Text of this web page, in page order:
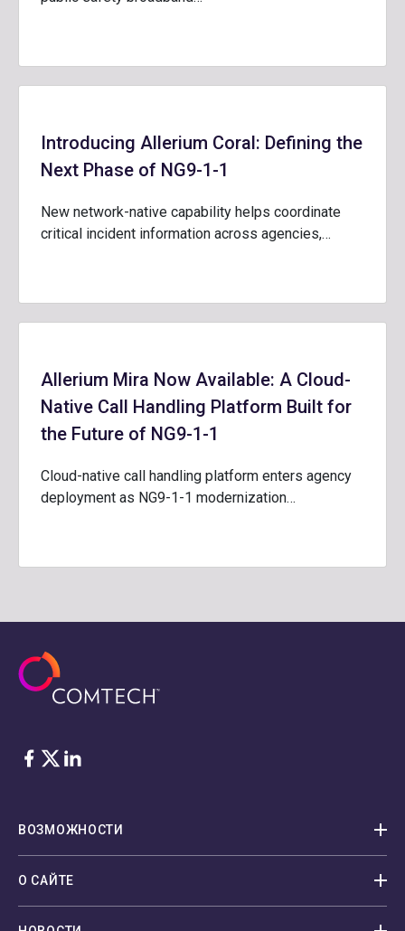
Introducing Allerium Coral: Defining the
Next Phase of NG9-1-1
New network-native capability helps coordinate
critical incident information across agencies,…
Allerium Mira Now Available: A Cloud-
Native Call Handling Platform Built for
the Future of NG9-1-1
Cloud-native call handling platform enters agency
deployment as NG9-1-1 modernization…
Facebook
Twitter
LinkedIn
ВОЗМОЖНОСТИ
О САЙТЕ